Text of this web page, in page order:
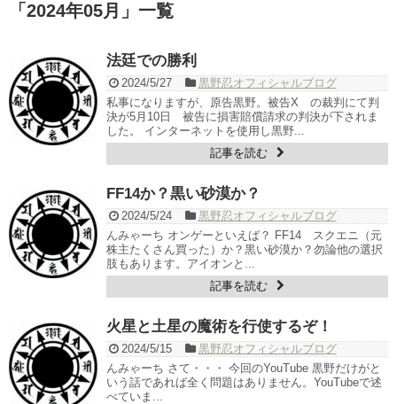
「 2024年05月 」 一覧
法廷での勝利
2024/5/27
黒野忍オフィシャルブログ
私事になりますが、原告黒野。被告X の裁判にて判
決が5月10日 被告に損害賠償請求の判決が下されま
した。 インターネットを使用し黒野...
記事を読む
FF14か？黒い砂漠か？
2024/5/24
黒野忍オフィシャルブログ
んみゃーち オンゲーといえば？ FF14 スクエニ（元
株主たくさん買った）か？黒い砂漠か？勿論他の選択
肢もあります。アイオンと...
記事を読む
火星と土星の魔術を行使するぞ！
2024/5/15
黒野忍オフィシャルブログ
んみゃーち さて・・・ 今回のYouTube 黒野だけがと
いう話であれば全く問題はありません。YouTubeで述
べていま...